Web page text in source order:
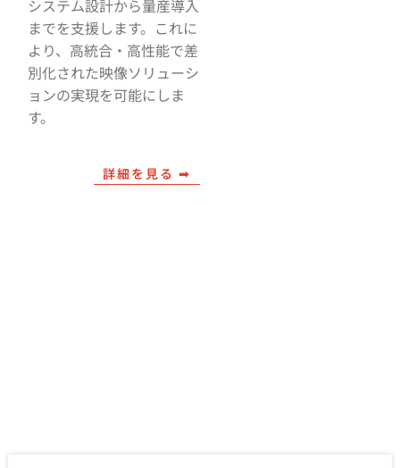
システム設計から量産導入
までを支援します。これに
より、高統合・高性能で差
別化された映像ソリューシ
ョンの実現を可能にしま
す。
詳細を見る ➟